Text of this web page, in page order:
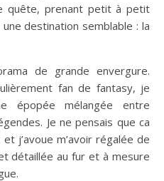
quête, prenant petit à petit
destination semblable : la
de grande envergure.
fan de fantasy, je
épopée mélangée entre
Je ne pensais que ca
j’avoue m’avoir régalée de
détaillée au fur et à mesure